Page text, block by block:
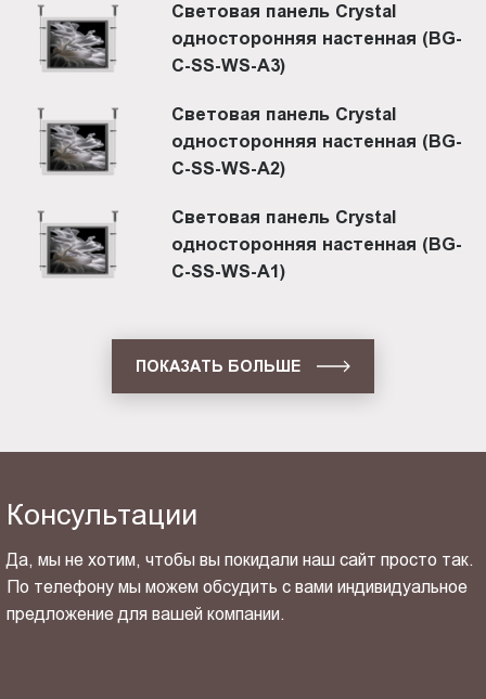
Световая панель Crystal
односторонняя настенная (BG-
C-SS-WS-A3)
Световая панель Crystal
односторонняя настенная (BG-
C-SS-WS-A2)
Световая панель Crystal
односторонняя настенная (BG-
C-SS-WS-A1)
ПОКАЗАТЬ БОЛЬШЕ
Консультации
Да, мы не хотим, чтобы вы покидали наш сайт просто так.
По телефону мы можем обсудить с вами индивидуальное
предложение для вашей компании.